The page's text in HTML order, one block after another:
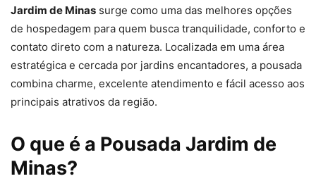
Jardim de Minas surge como uma das melhores opções
de hospedagem para quem busca tranquilidade, conforto e
contato direto com a natureza. Localizada em uma área
estratégica e cercada por jardins encantadores, a pousada
combina charme, excelente atendimento e fácil acesso aos
principais atrativos da região.
O que é a Pousada Jardim de
Minas?